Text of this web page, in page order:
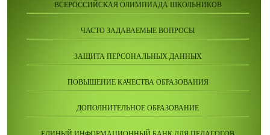
ВСЕРОССИЙСКАЯ ОЛИМПИАДА ШКОЛЬНИКОВ
ЧАСТО ЗАДАВАЕМЫЕ ВОПРОСЫ
ЗАЩИТА ПЕРСОНАЛЬНЫХ ДАННЫХ
ПОВЫШЕНИЕ КАЧЕСТВА ОБРАЗОВАНИЯ
ДОПОЛНИТЕЛЬНОЕ ОБРАЗОВАНИЕ